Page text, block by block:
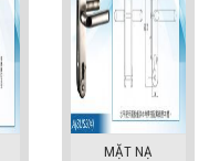
MẶT NẠ